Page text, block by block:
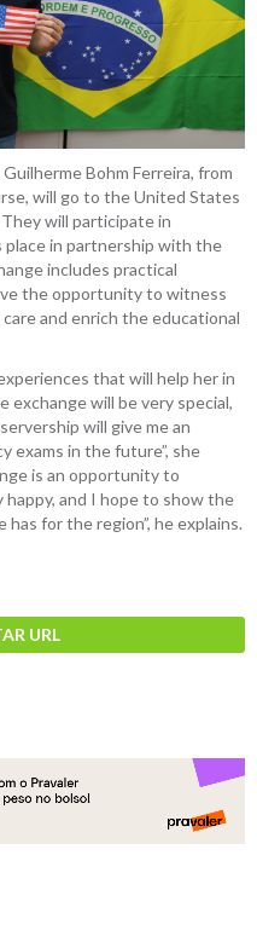
Bohm Ferreira, from
will go to the United States
will participate in
in partnership with the
includes practical
the opportunity to witness
and enrich the educational
that will help her in
exchange will be very special,
will give me an
exams in the future”, she
is an opportunity to
happy, and I hope to show the
for the region”, he explains.
URL